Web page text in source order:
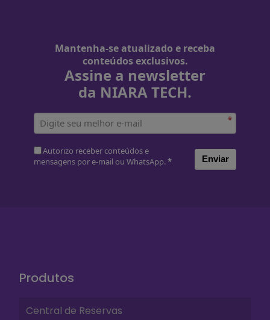
Mantenha-se atualizado e receba
conteúdos exclusivos.
Assine a newsletter
da NIARA TECH.
*
Autorizo receber conteúdos e
mensagens por e-mail ou WhatsApp.* Enviar
Produtos
Central de Reservas